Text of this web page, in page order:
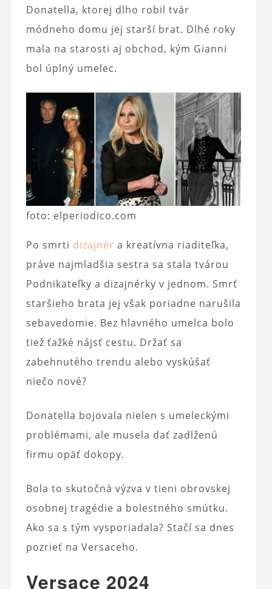
Donatella, ktorej dlho robil tvár
módneho domu jej starší brat. Dlhé roky
mala na starosti aj obchod, kým Gianni
bol úplný umelec.
foto: elperiodico.com
Po smrti dizajnér a kreatívna riaditeľka,
práve najmladšia sestra sa stala tvárou
Podnikateľky a dizajnérky v jednom. Smrť
staršieho brata jej však poriadne narušila
sebavedomie. Bez hlavného umelca bolo
tiež ťažké nájsť cestu. Držať sa
zabehnutého trendu alebo vyskúšať
niečo nové?
Donatella bojovala nielen s umeleckými
problémami, ale musela dať zadlženú
firmu opäť dokopy.
Bola to skutočná výzva v tieni obrovskej
osobnej tragédie a bolestného smútku.
Ako sa s tým vysporiadala? Stačí sa dnes
pozrieť na Versaceho.
Versace 2024